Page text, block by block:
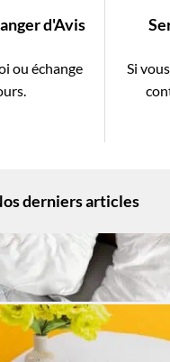
d'Avis
ou échange
Si
derniers articles